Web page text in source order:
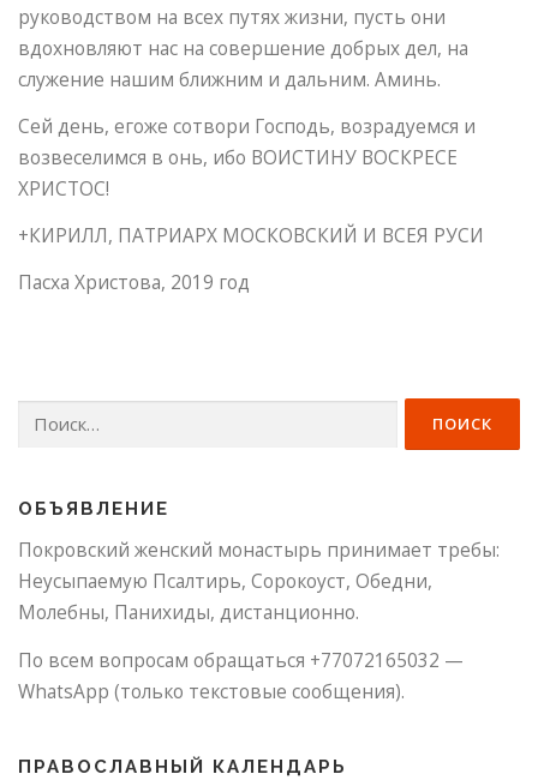
руководством на всех путях жизни, пусть они
вдохновляют нас на совершение добрых дел, на
служение нашим ближним и дальним. Аминь.
Сей день, егоже сотвори Господь, возрадуемся и
возвеселимся в онь, ибо ВОИСТИНУ ВОСКРЕСЕ
ХРИСТОС!
+КИРИЛЛ, ПАТРИАРХ МОСКОВСКИЙ И ВСЕЯ РУСИ
Пасха Христова, 2019 год
Найти:
ОБЪЯВЛЕНИЕ
Покровский женский монастырь принимает требы:
Неусыпаемую Псалтирь, Сорокоуст, Обедни,
Молебны, Панихиды, дистанционно.
По всем вопросам обращаться +77072165032 —
WhatsApp (только текстовые сообщения).
ПРАВОСЛАВНЫЙ КАЛЕНДАРЬ